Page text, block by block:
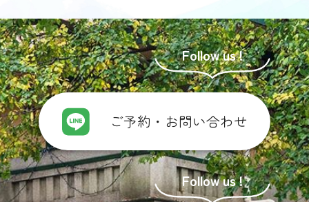
ご予約・お問い合わせ